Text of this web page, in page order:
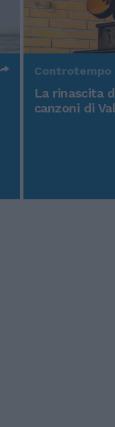
Controtempo
La rinascita
canzoni di